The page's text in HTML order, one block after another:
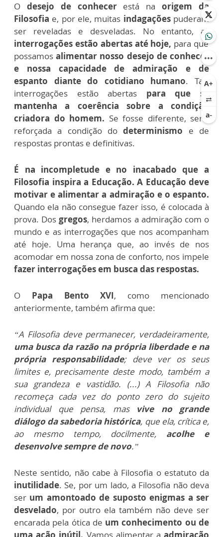
O desejo de conhecer está naorigem da
Filosofia e, por ele, muitas indagaçõespuderam
ser reveladas e desveladas. No entanto, as
interrogações estão abertas até hoje, para que
possamosalimentar nosso desejo de conhecer
e nossa capacidade de admiração e de
espanto diante do cotidiano humano. Tais
interrogações estão abertas para que se
mantenha a coerência sobre a condição
criadora do homem. Se fosse diferente, seria
reforçada a condição dodeterminismo e de
respostas prontas e definitivas.
É na incompletude e no inacabado que a
Filosofia inspira a Educação. A Educação deve
motivar e alimentar a admiração e o espanto.
Quando ela não consegue fazer isso, é colocada à
prova. Dosgregos, herdamos a admiração com o
mundo e as interrogações que nos acompanham
até hoje. Uma herança que, ao invés de nos
acomodar em nossa zona de conforto, nos impele
fazer interrogações em busca das respostas.
O Papa Bento XVI, como mencionado
anteriormente, também afirma que:
“A Filosofia deve permanecer, verdadeiramente,
uma busca da razão na própria liberdade e na
própria responsabilidade; deve ver os seus
limites e, precisamente deste modo, também a
sua grandeza e vastidão. (...) A Filosofia não
recomeça cada vez do ponto zero do sujeito
individual que pensa, mas vive no grande
diálogo da sabedoria histórica, que ela, crítica e,
ao mesmo tempo, docilmente, acolhe e
desenvolve sempre de novo.”
Neste sentido, não cabe à Filosofia o estatuto da
inutilidade. Se, por um lado, a Filosofia não deva
ser um amontoado de suposto enigmas a ser
desvelado, por outro ela também não deve ser
encarada pela ótica de um conhecimento ou de